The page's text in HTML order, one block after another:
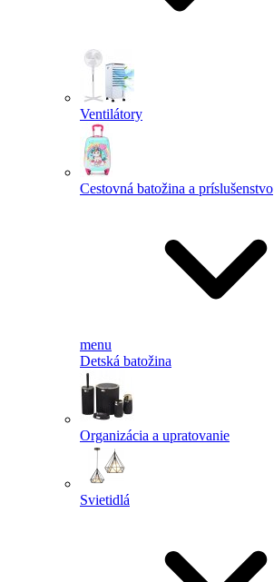
Ventilátory
Cestovná batožina a príslušenstvo
menu
Detská batožina
Organizácia a upratovanie
Svietidlá